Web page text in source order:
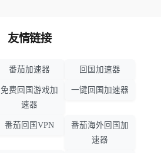
友情链接
番茄加速器 回国加速器
免费回国游戏加
速器
一键回国加速器
番茄回国VPN
番茄海外回国加
速器